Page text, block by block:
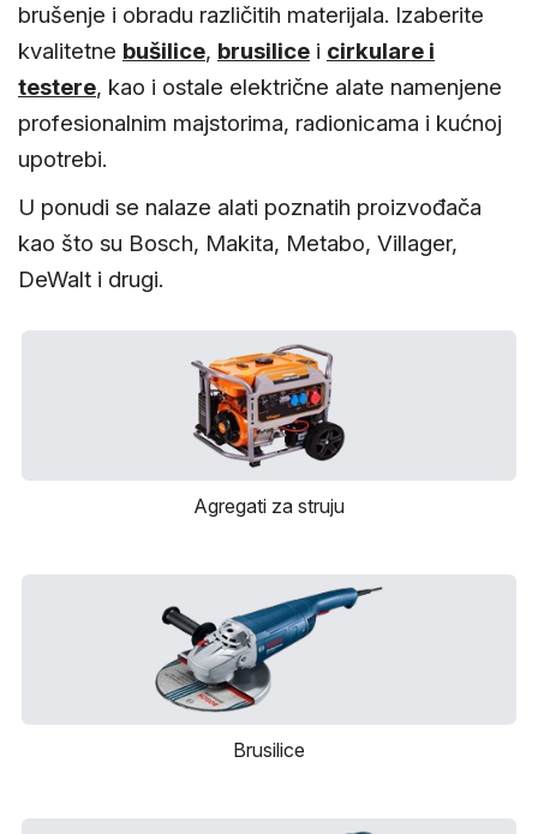
Baštenski
alat i
oprema
Pribor
za
Bušenje
Sečenje
Pribor za
popravku
Coil
brušenje i obradu različitih materijala. Izaberite
kvalitetne bušilice, brusilice i cirkulare i
testere, kao i ostale električne alate namenjene
profesionalnim majstorima, radionicama i kućnoj
upotrebi.
U ponudi se nalaze alati poznatih proizvođača
kao što su Bosch, Makita, Metabo, Villager,
DeWalt i drugi.
Agregati za struju
Brusilice